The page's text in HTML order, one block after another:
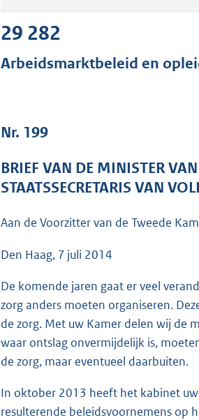
29 282
Arbeidsmarktbeleid en
Nr. 199
BRIEF VAN DE MINISTER
STAATSSECRETARIS VAN
Aan de Voorzitter van de Tweede
Den Haag, 7 juli 2014
De komende jaren gaat er veel
zorg anders moeten organiseren.
de zorg. Met uw Kamer delen wij de
waar ontslag onvermijdelijk is,
de zorg, maar eventueel daarbuiten.
In oktober 2013 heeft het kabinet
resulterende beleidsvoornemens op